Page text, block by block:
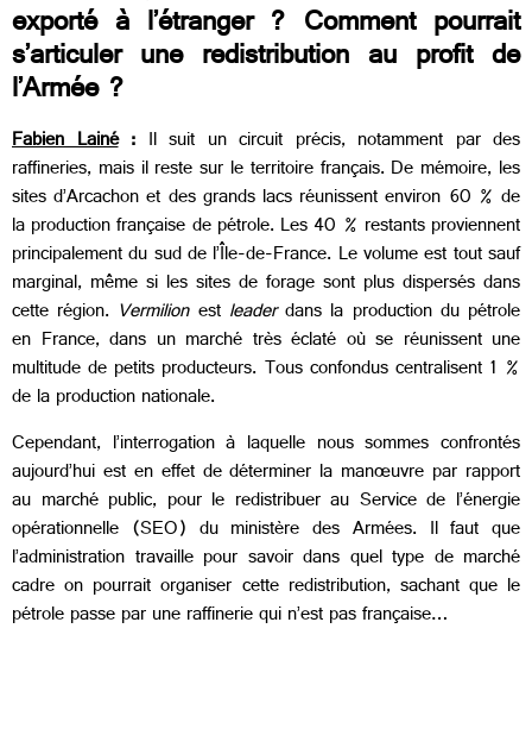
exporté à l’étranger ? Comment pourrait
s’articuler une redistribution au profit de
l’Armée ?
Fabien Lainé: Il suit un circuit précis, notamment par des
raffineries, mais il reste sur le territoire français. De mémoire, les
sites d’Arcachon et des grands lacs réunissent environ 60 % de
la production française de pétrole. Les 40 % restants proviennent
principalement du sud de l’Île-de-France. Le volume est tout sauf
marginal, même si les sites de forage sont plus dispersés dans
cette région. Vermilion est leaderdans la production du pétrole
en France, dans un marché très éclaté où se réunissent une
multitude de petits producteurs. Tous confondus centralisent 1 %
de la production nationale.
Cependant, l’interrogation à laquelle nous sommes confrontés
aujourd’hui est en effet de déterminer la manœuvre par rapport
au marché public, pour le redistribuer au Service de l’énergie
opérationnelle (SEO) du ministère des Armées. Il faut que
l’administration travaille pour savoir dans quel type de marché
cadre on pourrait organiser cette redistribution, sachant que le
pétrole passe par une raffinerie qui n’est pas française…